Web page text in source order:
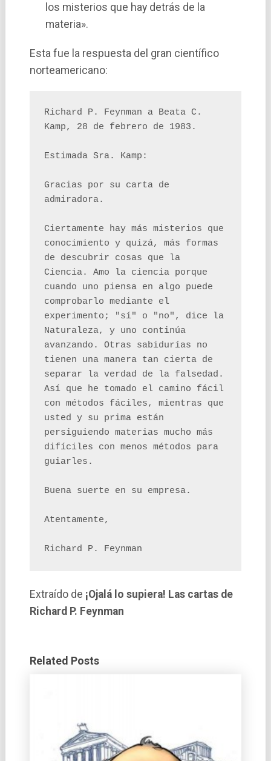
los misterios que hay detrás de la
materia».
Esta fue la respuesta del gran cientí­fico
norteamericano:
Richard P. Feynman a Beata C.
Kamp, 28 de febrero de 1983.
Estimada Sra. Kamp:
Gracias por su carta de
admiradora.
Ciertamente hay más misterios que
conocimiento y quizá, más formas
de descubrir cosas que la
Ciencia. Amo la ciencia porque
cuando uno piensa en algo puede
comprobarlo mediante el
experimento; "sí­" o "no", dice la
Naturaleza, y uno continúa
avanzando. Otras sabidurí­as no
tienen una manera tan cierta de
separar la verdad de la falsedad.
Así­ que he tomado el camino fácil
con métodos fáciles, mientras que
usted y su prima están
persiguiendo materias mucho más
difí­ciles con menos métodos para
guiarles.
Buena suerte en su empresa.
Atentamente,
Richard P. Feynman
Extraído de ¡Ojalá lo supiera! Las cartas de
Richard P. Feynman
Related Posts